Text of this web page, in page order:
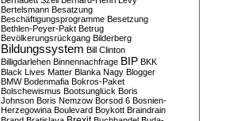
Bertelsmann Besatzung
Beschäftigungsprogramme Besetzung
Bethlen-Peyer-Pakt Betrug
Bevölkerungsrückgang Bilderberg
Bildungssystem Bill Clinton
Billigdarlehen Binnennachfrage BIP BKK
Black Lives Matter Blanka Nagy Blogger
BMW Bodenmafia Bokros-Paket
Bolschewismus Bootsunglück Boris
Johnson Boris Nemzow Borsod 6 Bosnien-
Herzegowina Boulevard Boykott Braindrain